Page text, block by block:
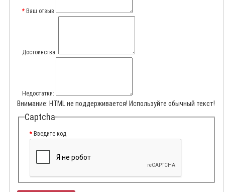
Ваш отзыв
Достоинства:
Недостатки:
Внимание: HTML не поддерживается! Используйте обычный текст!
Captcha
Введите код